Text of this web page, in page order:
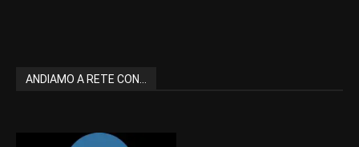
ANDIAMO A RETE CON...